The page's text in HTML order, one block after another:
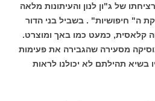
מלאו 25 שנה לרציחתו של ג"ון לנון והעיתונות מלאה
ה" חיפושיות" . בשביל בני הדור
קלאסית, כמעט כמו באך ומוצרט.
מסעירה שהגבירה את פעימות
תהילתם לא יכולנו לראות